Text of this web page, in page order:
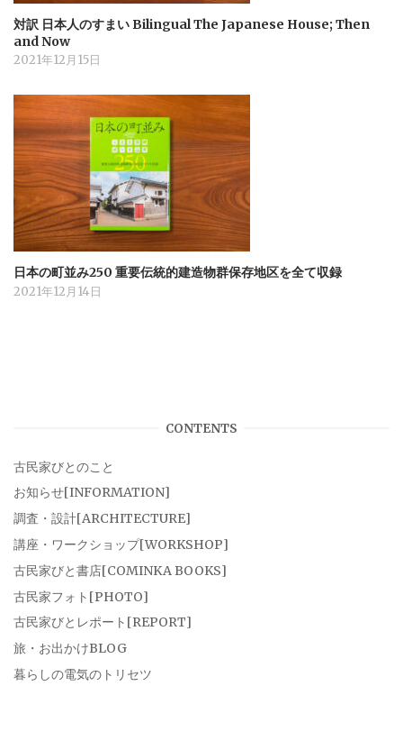
対訳 日本人のすまい Bilingual The Japanese House; Then
and Now
2021年12月15日
日本の町並み250 重要伝統的建造物群保存地区を全て収録
2021年12月14日
CONTENTS
古民家びとのこと
お知らせ[INFORMATION]
調査・設計[ARCHITECTURE]
講座・ワークショップ[WORKSHOP]
古民家びと書店[COMINKA BOOKS]
古民家フォト[PHOTO]
古民家びとレポート[REPORT]
旅・お出かけBLOG
暮らしの電気のトリセツ